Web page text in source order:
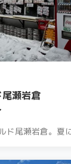
瀬岩倉
ド尾瀬岩倉。夏